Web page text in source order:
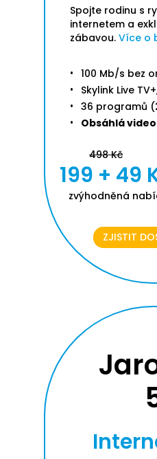
Spojte rodinu s
internetem a
zábavou. Více o
100 Mb/s bez
Skylink Live
36 programů
Obsáhlá
498 Kč
199 + 49
zvýhodněná
ZJISTIT